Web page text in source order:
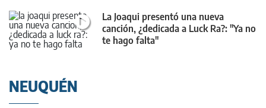
La Joaqui presentó una nueva
canción, ¿dedicada a Luck Ra?: "Ya no
te hago falta"
NEUQUÉN